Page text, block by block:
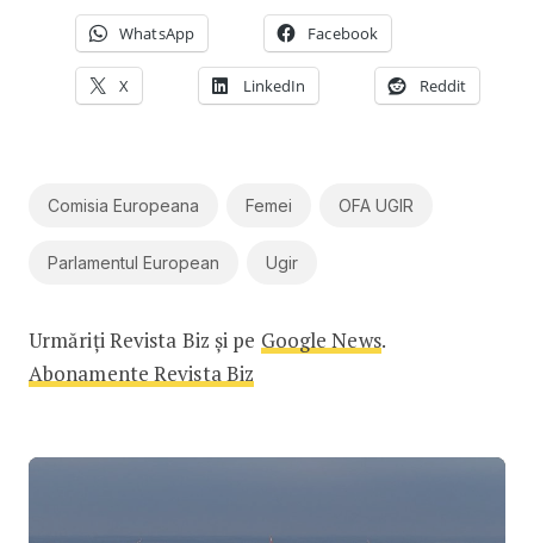
WhatsApp Facebook
X LinkedIn Reddit
Comisia Europeana Femei OFA UGIR
Parlamentul European Ugir
Urmăriți Revista Biz și pe Google News.
Abonamente Revista Biz